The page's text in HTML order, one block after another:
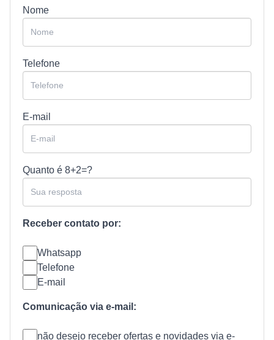
Nome
Telefone
E-mail
Quanto é 8+2=?
Receber contato por:
Whatsapp
Telefone
E-mail
Comunicação via e-mail:
não desejo receber ofertas e novidades via e-